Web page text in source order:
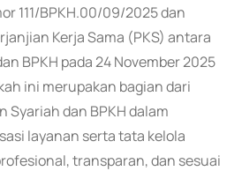
111/BPKH.00/09/2025 dan
Kerja Sama (PKS) antara
BPKH pada 24 November 2025
ini merupakan bagian dari
Syariah dan BPKH dalam
layanan serta tata kelola
transparan, dan sesuai